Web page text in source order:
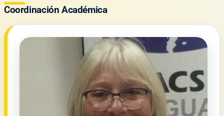
Coordinación Académica